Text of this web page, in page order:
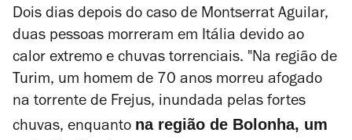
Dois dias depois do caso de Montserrat Aguilar,
duas pessoas morreram em Itália devido ao
calor extremo e chuvas torrenciais. "Na região de
Turim, um homem de 70 anos morreu afogado
na torrente de Frejus, inundada pelas fortes
chuvas, enquanto na região de Bolonha, um